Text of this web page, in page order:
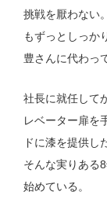
挑戦を厭わない
もずっとしっか
豊さんに代わっ
社長に就任して
レベーター扉を
ドに漆を提供し
そんな実りある
始めている。